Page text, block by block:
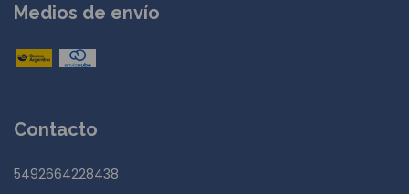
Medios de envío
Contacto
5492664228438